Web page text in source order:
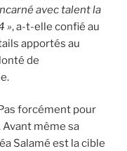
avec talent la
», a-t-elle confié au
apportés au
de
forcément pour
Avant même sa
Salamé est la cible